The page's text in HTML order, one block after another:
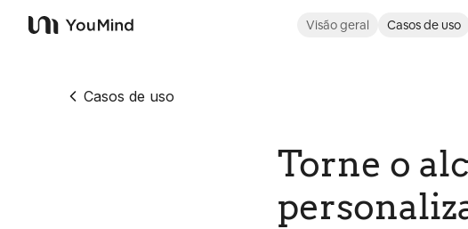
YouMind
Visão geral Casos de uso
Casos de uso
Torne o